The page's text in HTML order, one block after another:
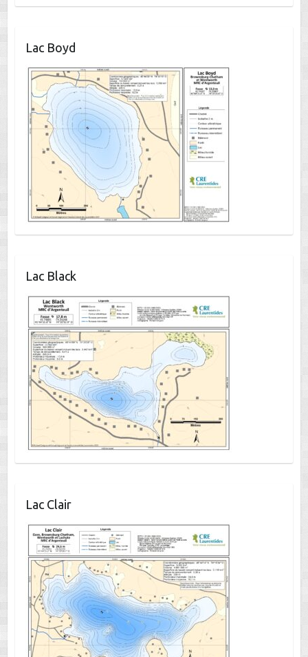
Lac Boyd
Lac Black
Lac Clair